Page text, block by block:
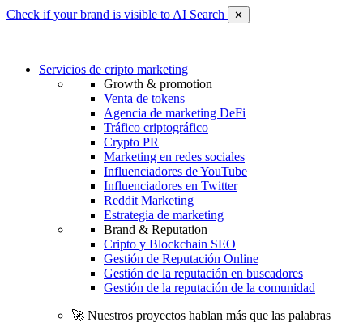
Check if your brand is visible to AI Search ✕
Servicios de cripto marketing
Growth & promotion
Venta de tokens
Agencia de marketing DeFi
Tráfico criptográfico
Crypto PR
Marketing en redes sociales
Influenciadores de YouTube
Influenciadores en Twitter
Reddit Marketing
Estrategia de marketing
Brand & Reputation
Cripto y Blockchain SEO
Gestión de Reputación Online
Gestión de la reputación en buscadores
Gestión de la reputación de la comunidad
🚀 Nuestros proyectos hablan más que las palabras